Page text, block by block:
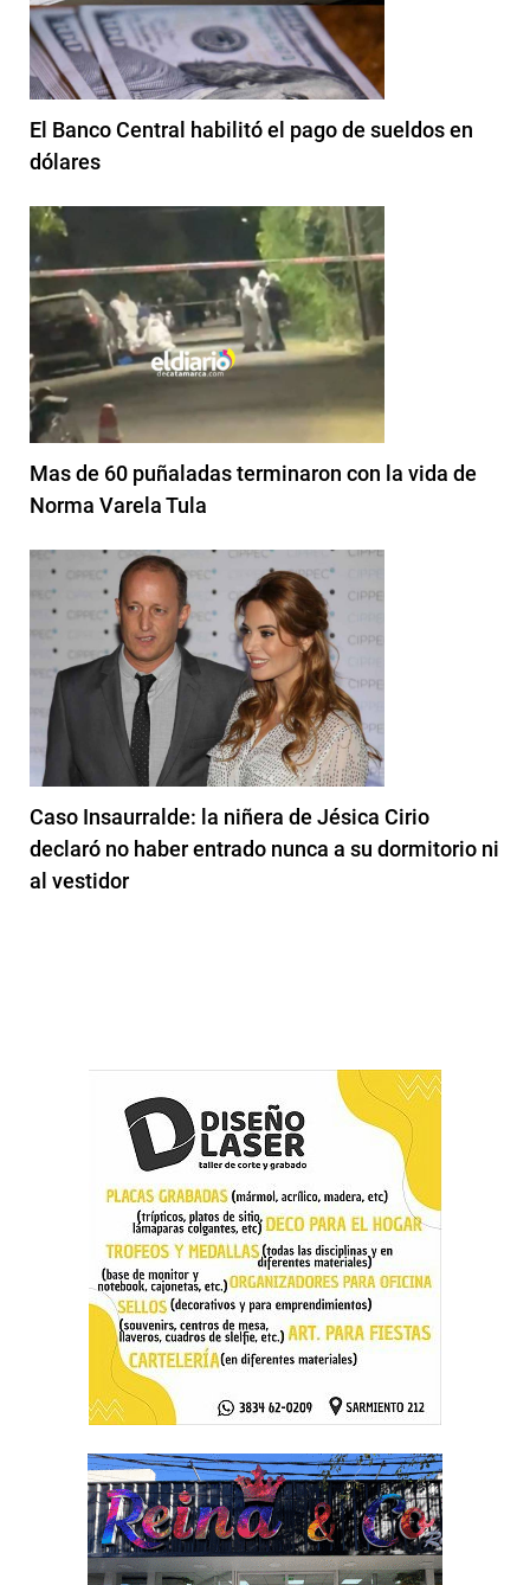
El Banco Central habilitó el pago de sueldos en
dólares
Mas de 60 puñaladas terminaron con la vida de
Norma Varela Tula
Caso Insaurralde: la niñera de Jésica Cirio
declaró no haber entrado nunca a su dormitorio ni
al vestidor